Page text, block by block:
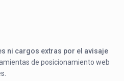
ni cargos extras por el avisaje
de posicionamiento web